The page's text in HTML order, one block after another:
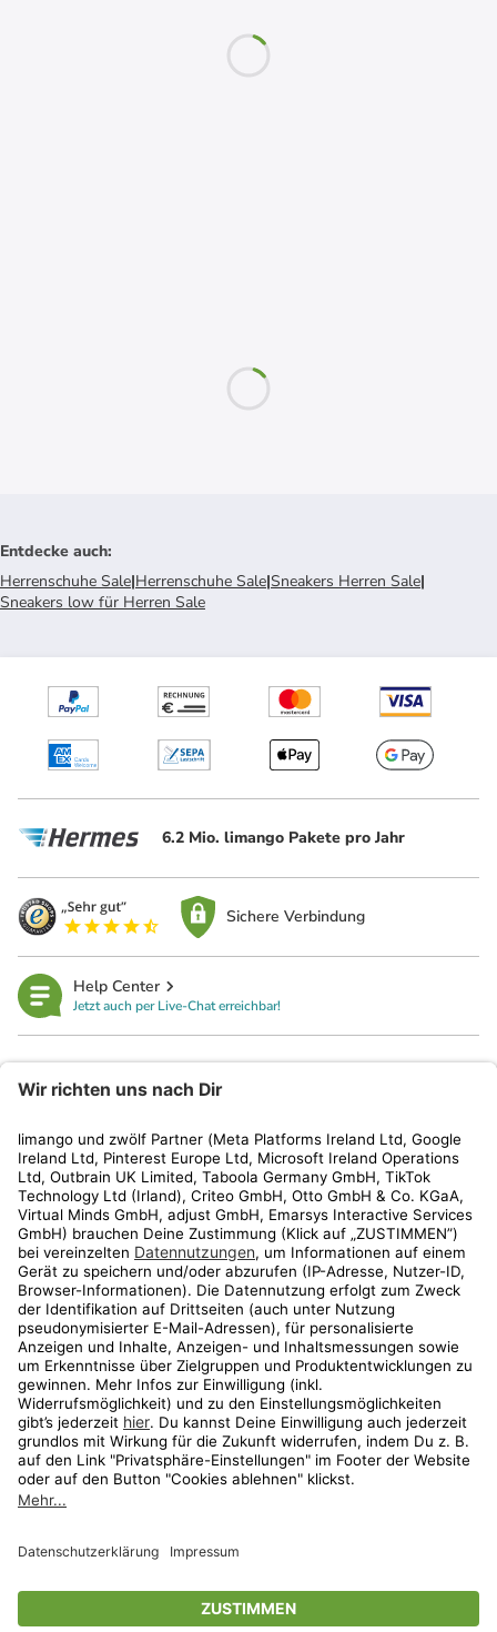
Entdecke auch:
Herrenschuhe Sale|Herrenschuhe Sale|Sneakers Herren Sale|
Sneakers low für Herren Sale
6.2 Mio. limango Pakete pro Jahr
Sichere Verbindung
Help Center
Jetzt auch per Live-Chat erreichbar!
Kundenservice
Shop
Aktionen
Travel